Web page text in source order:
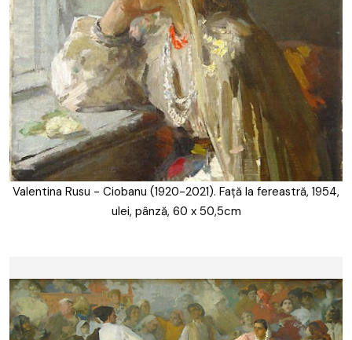
Valentina Rusu - Ciobanu (1920-2021). Față la fereastră, 1954,
ulei, pânză, 60 x 50,5cm